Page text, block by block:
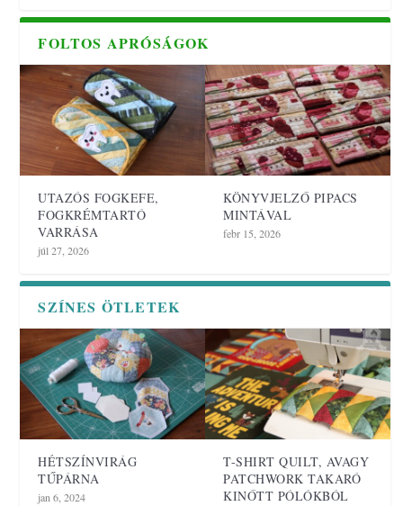
FOLTOS APRÓSÁGOK
UTAZÓS FOGKEFE,
FOGKRÉMTARTÓ
VARRÁSA
júl 27, 2026
KÖNYVJELZŐ PIPACS
MINTÁVAL
febr 15, 2026
SZÍNES ÖTLETEK
HÉTSZÍNVIRÁG
TŰPÁRNA
jan 6, 2024
T-SHIRT QUILT, AVAGY
PATCHWORK TAKARÓ
KINŐTT PÓLÓKBÓL